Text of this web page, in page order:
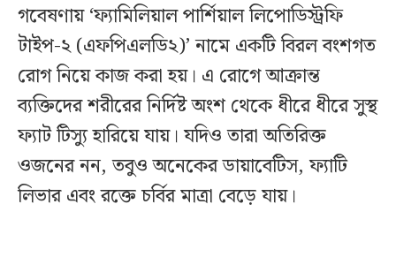
গবেষণায় ‘ফ্যামিলিয়াল পার্শিয়াল লিপোডিস্ট্রফি
টাইপ-২ (এফপিএলডি২)’ নামে একটি বিরল বংশগত
রোগ নিয়ে কাজ করা হয়। এ রোগে আক্রান্ত
ব্যক্তিদের শরীরের নির্দিষ্ট অংশ থেকে ধীরে ধীরে সুস্থ
ফ্যাট টিস্যু হারিয়ে যায়। যদিও তারা অতিরিক্ত
ওজনের নন, তবুও অনেকের ডায়াবেটিস, ফ্যাটি
লিভার এবং রক্তে চর্বির মাত্রা বেড়ে যায়।